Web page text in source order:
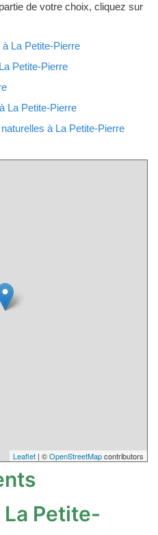
de votre choix, cliquez sur
La Petite-Pierre
Petite-Pierre
La Petite-Pierre
à La Petite-Pierre
Leaflet | ©OpenStreetMapcontributors
Petite-